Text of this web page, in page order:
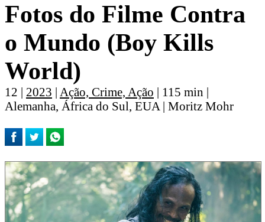
Fotos do Filme Contra
o Mundo (Boy Kills
World)
12 | 2023 | Ação, Crime, Ação | 115 min |
Alemanha, África do Sul, EUA | Moritz Mohr